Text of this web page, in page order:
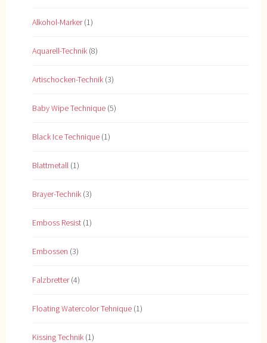
Alkohol-Marker(1)
Aquarell-Technik (8)
Artischocken-Technik (3)
Baby Wipe Technique (5)
Black Ice Technique (1)
Blattmetall (1)
Brayer-Technik (3)
Emboss Resist (1)
Embossen (3)
Falzbretter(4)
Floating Watercolor Tehnique (1)
Kissing Technik (1)